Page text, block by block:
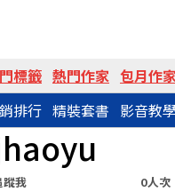
標籤 熱門作家 包月作
排行 精裝套書 影音教
蹤我
0人次
分享網址